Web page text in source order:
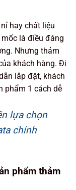
hay chất liệu
là điều đáng
Nhưng thảm
khách hàng. Đi
lắp đặt, khách
phẩm 1 cách dễ
lựa chọn
chính
phẩm thảm